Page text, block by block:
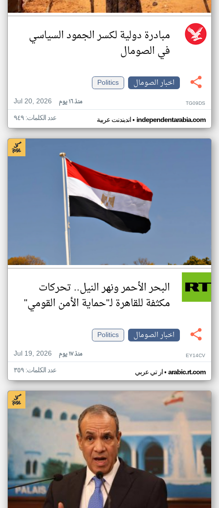
مبادرة دولية لكسر الجمود السياسي
في الصومال
اخبار الصومال
Politics
Jul 20, 2026
منذ ١٦ يوم TG09DS
اندبندنت عربية• independentarabia.com عدد الكلمات: ٩٤٩
البحر الأحمر ونهر النيل.. تحركات
مكثفة للقاهرة لـ"حماية الأمن القومي"
اخبار الصومال
Politics
Jul 19, 2026
منذ ١٧ يوم EY14CV
ار تي عربي• arabic.rt.com عدد الكلمات: ٣٥٩